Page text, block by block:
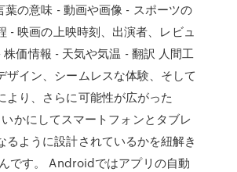
葉の意味 - 動画や画像 - スポーツの
- 映画の上映時刻、出演者、レビュ
株価情報 - 天気や気温 - 翻訳 人間工
ザイン、シームレスな体験、そして
より、さらに可能性が広がった
かにしてスマートフォンとタブレ
るように設計されているかを紐解き
です。 Androidではアプリの自動